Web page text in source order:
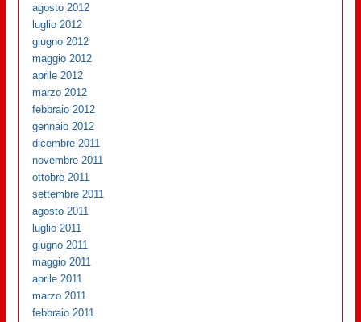
agosto 2012
luglio 2012
giugno 2012
maggio 2012
aprile 2012
marzo 2012
febbraio 2012
gennaio 2012
dicembre 2011
novembre 2011
ottobre 2011
settembre 2011
agosto 2011
luglio 2011
giugno 2011
maggio 2011
aprile 2011
marzo 2011
febbraio 2011